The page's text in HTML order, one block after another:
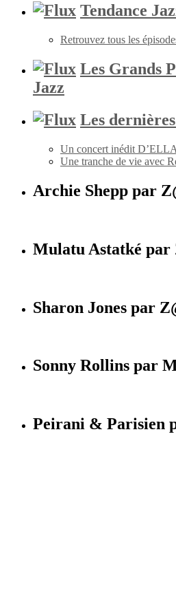
Tendance
Retrouvez tous les
Les Grands
Jazz
Les
Un concert inédit
Une tranche de vie avec
Archie Shepp par
Mulatu Astatké par
Sharon Jones par
Sonny Rollins par
Peirani & Parisien